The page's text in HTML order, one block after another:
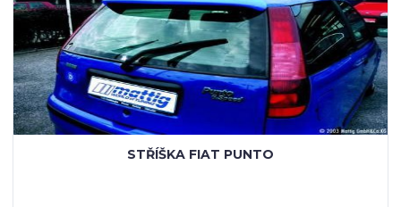
STŘÍŠKA FIAT PUNTO